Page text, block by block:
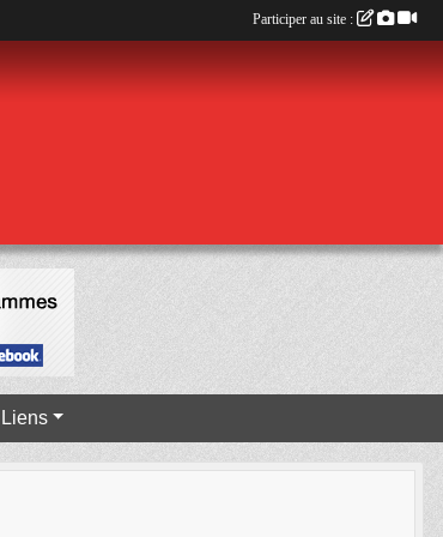
Participer au site :